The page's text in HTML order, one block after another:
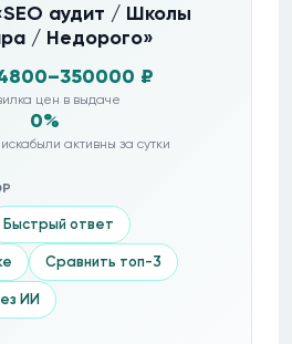
аудит / Школы
/ Недорого»
₽
цен в выдаче
0%
были активны за сутки
Быстрый ответ
Сравнить топ-3
ИИ